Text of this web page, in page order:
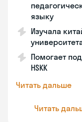
языку
Изучала
Помогает
HSKK
Читать дальше
Читать